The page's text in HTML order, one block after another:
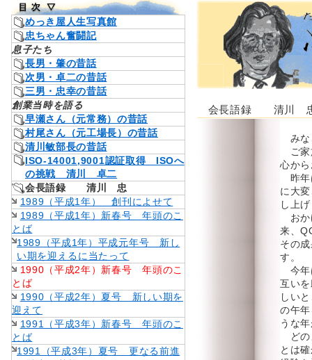
めっき屋人生写真館
忠ちゃん奮闘記
息子たち
長男・肇の昔話
次男・卓二の昔話
三男・忠幸の昔話
創業当時を語る
早瀬さん（元常務）の昔話
村尾さん（元工場長）の昔話
清川敏部長の昔話
ISO-14001,9001認証取得 ISOへ
の挑戦 清川 卓二
会長語録 清川 忠
1989（平成1年） 創刊によせて
1989（平成1年）新春号 年頭のこ
とば
1989（平成1年）平成元年号 新し
い期を迎えるに当たって
1990（平成2年）新春号 年頭のこ
とば
1990（平成2年）夏号 新しい期を
迎えて
1991（平成3年）新春号 年頭のこ
とば
1991（平成3年）夏号 更なる前進
会長語録 清
みな
ご家
心か
昨年
に大
し上
おか
来、
その
す。
今年
互い
しい
の午
うな
どの
とは